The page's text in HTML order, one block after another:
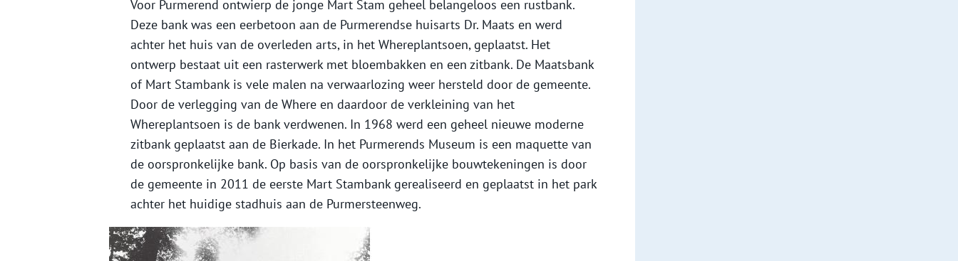
Voor Purmerend ontwierp de jonge Mart Stam geheel belangeloos een rustbank.
Deze bank was een eerbetoon aan de Purmerendse huisarts Dr. Maats en werd
achter het huis van de overleden arts, in het Whereplantsoen, geplaatst. Het
ontwerp bestaat uit een rasterwerk met bloembakken en een zitbank. De Maatsbank
of Mart Stambank is vele malen na verwaarlozing weer hersteld door de gemeente.
Door de verlegging van de Where en daardoor de verkleining van het
Whereplantsoen is de bank verdwenen. In 1968 werd een geheel nieuwe moderne
zitbank geplaatst aan de Bierkade. In het Purmerends Museum is een maquette van
de oorspronkelijke bank. Op basis van de oorspronkelijke bouwtekeningen is door
de gemeente in 2011 de eerste Mart Stambank gerealiseerd en geplaatst in het park
achter het huidige stadhuis aan de Purmersteenweg.